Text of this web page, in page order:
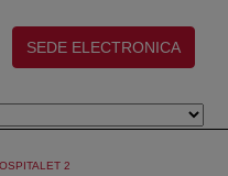
(abre en nueva ventana)
SEDE ELECTRONICA
2